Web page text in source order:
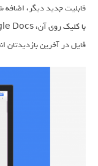
فایل در آخرین بازدیدتان